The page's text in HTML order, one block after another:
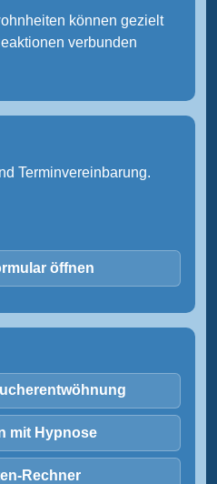
können gezielt
verbunden
Terminvereinbarung.
öffnen
mit Hypnose
Rechner